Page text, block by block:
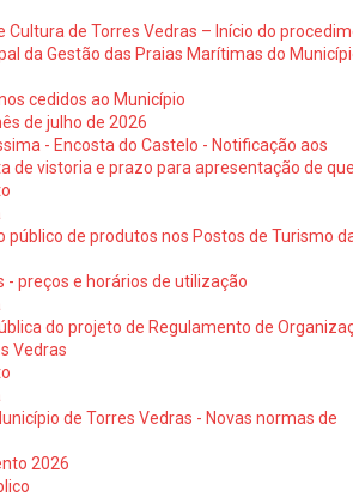
de Torres Vedras – Início do
da Gestão das Praias Marítimas do
cedidos ao Município
de julho de 2026
- Encosta do Castelo - Notificação aos
de vistoria e prazo para apresentação de
de produtos nos Postos de Turismo
- preços e horários de utilização
do projeto de Regulamento de
Vedras
de Torres Vedras - Novas normas de
2026